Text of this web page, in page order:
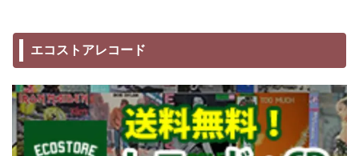
エコストアレコード